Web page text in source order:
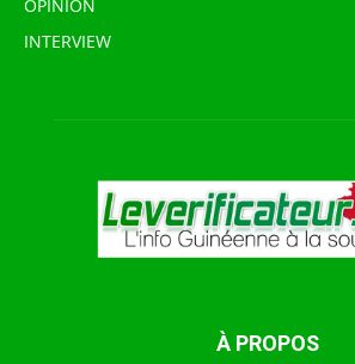
OPINION
INTERVIEW
À PROPOS